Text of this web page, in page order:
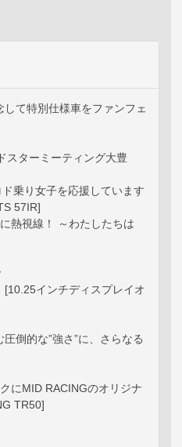
て特別仕様車をファンフェ
スターミーティング大豊
乗り女子を応援しています
57IR]
熱視線！ ～わたしたちは
インチディスプレイオ
倒的な”強さ”に、さらなる
にMID RACINGのオリジナ
TR50]